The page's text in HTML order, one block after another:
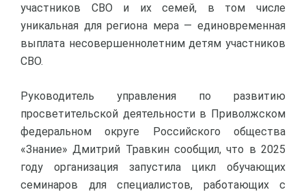
участников СВО и их семей, в том числе
уникальная для региона мера — единовременная
выплата несовершеннолетним детям участников
СВО.
Руководитель управления по развитию
просветительской деятельности в Приволжском
федеральном округе Российского общества
«Знание» Дмитрий Травкин сообщил, что в 2025
году организация запустила цикл обучающих
семинаров для специалистов, работающих с